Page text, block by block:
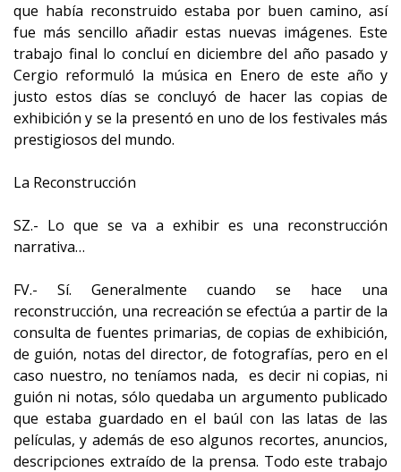
que había reconstruido estaba por buen camino, así
fue más sencillo añadir estas nuevas imágenes. Este
trabajo final lo concluí en diciembre del año pasado y
Cergio reformuló la música en Enero de este año y
justo estos días se concluyó de hacer las copias de
exhibición y se la presentó en uno de los festivales más
prestigiosos del mundo.
La Reconstrucción
SZ.- Lo que se va a exhibir es una reconstrucción
narrativa…
FV.- Sí. Generalmente cuando se hace una
reconstrucción, una recreación se efectúa a partir de la
consulta de fuentes primarias, de copias de exhibición,
de guión, notas del director, de fotografías, pero en el
caso nuestro, no teníamos nada, es decir ni copias, ni
guión ni notas, sólo quedaba un argumento publicado
que estaba guardado en el baúl con las latas de las
películas, y además de eso algunos recortes, anuncios,
descripciones extraído de la prensa. Todo este trabajo